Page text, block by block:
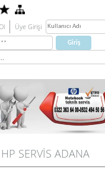
Üye Girişi
HP SERVİS ADANA